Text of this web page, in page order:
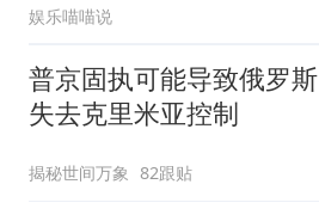
娱乐喵喵说
普京固执可能导致俄罗斯
失去克里米亚控制
揭秘世间万象 82跟贴